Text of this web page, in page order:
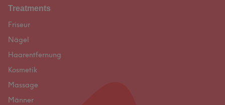
Treatments
Friseur
Nägel
Haarentfernung
Kosmetik
Massage
Männer